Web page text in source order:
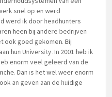
snel op en werd
werd ik door headhunters
heen bij andere bedrijven
ook goed gekomen. Bij
hun University. In 2001 heb ik
enorm veel geleerd van de
Dan is het wel weer enorm
an geven aan de huidige